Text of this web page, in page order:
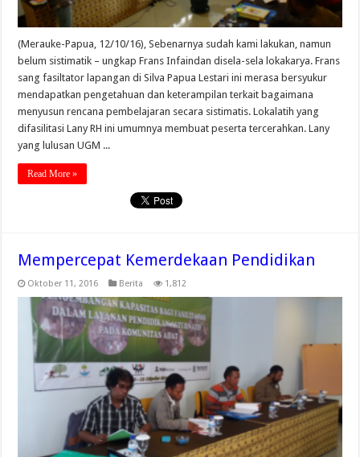
(Merauke-Papua, 12/10/16), Sebenarnya sudah kami lakukan, namun
belum sistimatik – ungkap Frans Infaindan disela-sela lokakarya. Frans
sang fasiltator lapangan di Silva Papua Lestari ini merasa bersyukur
mendapatkan pengetahuan dan keterampilan terkait bagaimana
menyusun rencana pembelajaran secara sistimatis. Lokalatih yang
difasilitasi Lany RH ini umumnya membuat peserta tercerahkan. Lany
yang lulusan UGM ...
Read More »
Mempercepat Kemerdekaan Pendidikan
Oktober 11, 2016 Berita 1,812